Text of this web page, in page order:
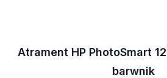
Atrament HP PhotoSmart
barwnik